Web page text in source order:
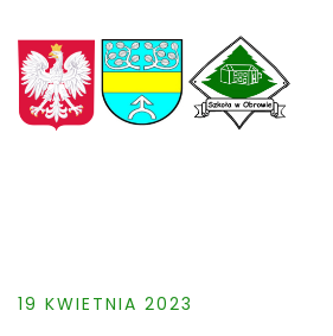
to
content
19 KWIETNIA 2023